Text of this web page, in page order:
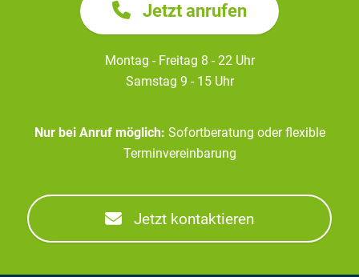
Jetzt anrufen
Montag - Freitag 8 - 22 Uhr
Samstag 9 - 15 Uhr
Nur bei Anruf möglich: Sofortberatung oder flexible
Terminvereinbarung
Jetzt kontaktieren